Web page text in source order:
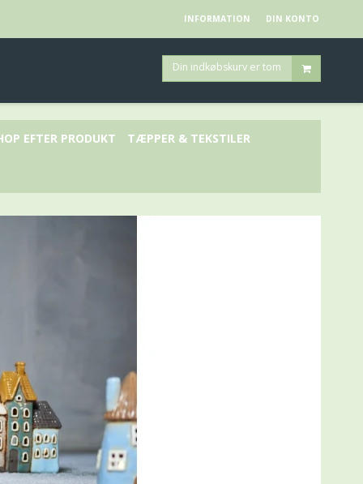
INFORMATION DIN KONTO
Din indkøbskurv er tom
EFTER PRODUKT TÆPPER & TEKSTILER